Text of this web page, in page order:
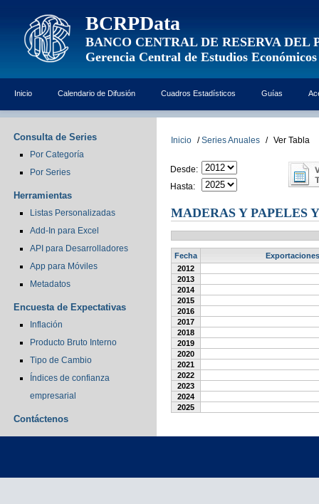
BCRPData
BANCO CENTRAL DE RESERVA DEL
Gerencia Central de Estudios Económicos
Inicio Calendario de Difusión Cuadros Estadísticos Guías
Consulta de Series
Por Categoría
Por Series
Herramientas
Listas Personalizadas
Add-In para Excel
API para Desarrolladores
App para Móviles
Metadatos
Encuesta de Expectativas
Inflación
Producto Bruto Interno
Tipo de Cambio
Índices de confianza
empresarial
Contáctenos
Inicio / Series Anuales / Ver Tabla
Desde:
Hasta:
MADERAS Y PAPELES
Fecha
2012
2013
2014
2015
2016
2017
2018
2019
2020
2021
2022
2023
2024
2025